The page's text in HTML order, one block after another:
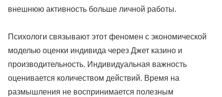
внешнюю активность больше личной работы.
Психологи связывают этот феномен с экономической
моделью оценки индивида через Джет казино и
производительность. Индивидуальная важность
оценивается количеством действий. Время на
размышления не воспринимается полезным